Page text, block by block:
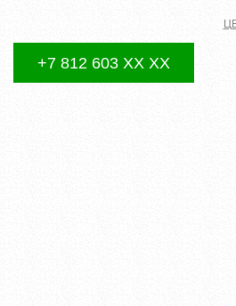
+7 812 603 XX XX